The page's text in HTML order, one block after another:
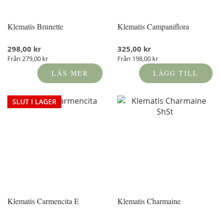
Klematis Brunette
298,00 kr
Från 279,00 kr
LÄS MER
Klematis Campaniflora
325,00 kr
Från 198,00 kr
LÄGG TILL
SLUT I LAGER
Klematis Carmencita E Klematis Charmaine